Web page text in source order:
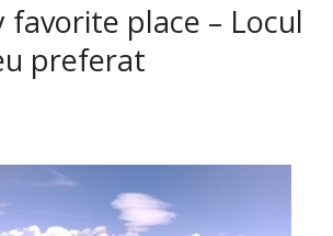
favorite place – Locul
preferat